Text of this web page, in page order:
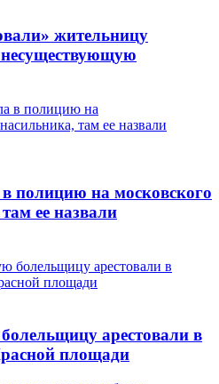
жительницу
полицию на московского
ее назвали
арестовали в
площади